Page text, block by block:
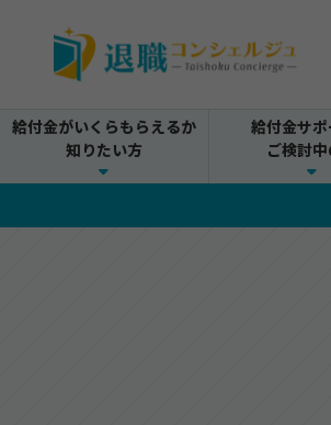
給付金がいくらもらえるか
知りたい方
給付金サポ
ご検討